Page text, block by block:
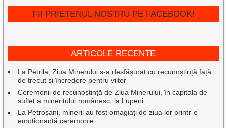
FII PRIETENUL NOSTRU PE FACEBOOK!
ARTICOLE RECENTE
La Petrila, Ziua Minerului s-a desfășurat cu recunoștință față
de trecut și încredere pentru viitor
Ceremonii de recunoștință de Ziua Minerului, în capitala de
suflet a mineritului românesc, la Lupeni
La Petroșani, minerii au fost omagiați de ziua lor printr-o
emoționantă ceremonie